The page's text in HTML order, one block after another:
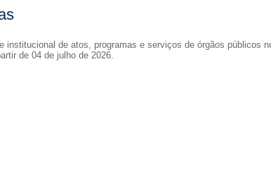
institucional de atos, programas e serviços de órgãos públicos
de 04 de julho de 2026.